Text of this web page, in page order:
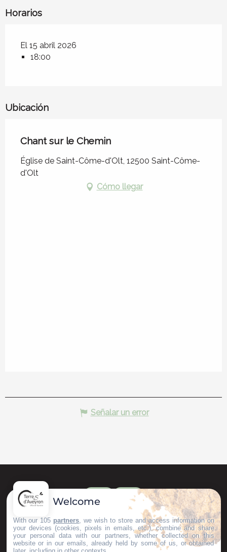
Horarios
El 15 abril 2026
18:00
Ubicación
Chant sur le Chemin
Église de Saint-Côme-d'Olt, 12500 Saint-Côme-
d'Olt
Cómo llegar
Señalar un error
Welcome
With our 105 partners , we wish to store and access information on
your devices (cookies, pixels in emails, etc.), combine and share
your personal data with our partners, whether collected on this
website or in our emails, already held by some of us, or obtained
later, including in other contexts.